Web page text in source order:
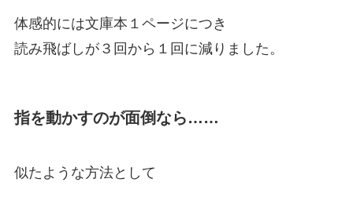
体感的には文庫本１ページにつき
読み飛ばしが３回から１回に減りました。
指を動かすのが面倒なら……
似たような方法として